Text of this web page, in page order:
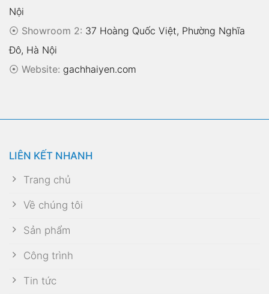
Nội
⦿ Showroom 2: 37 Hoàng Quốc Việt, Phường Nghĩa
Đô, Hà Nội
⦿ Website: gachhaiyen.com
LIÊN KẾT NHANH
Trang chủ
Về chúng tôi
Sản phẩm
Công trình
Tin tức